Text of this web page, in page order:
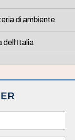
di ambiente